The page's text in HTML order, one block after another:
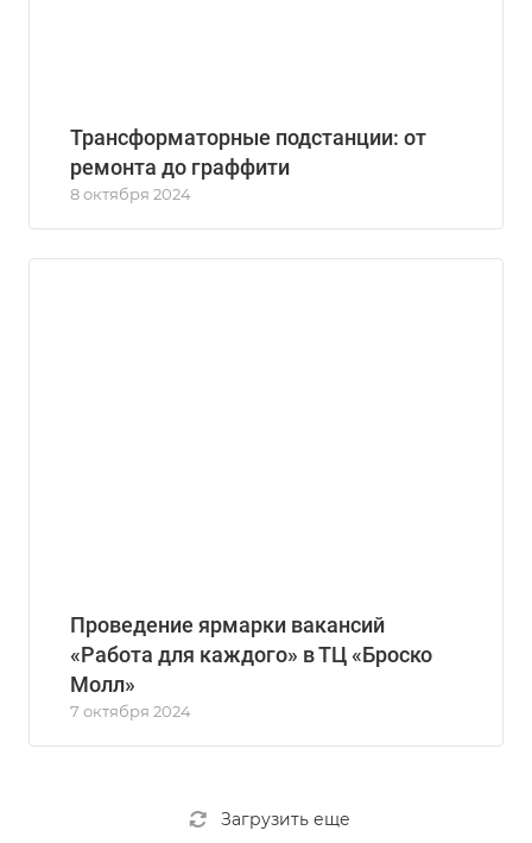
Трансформаторные подстанции: от
ремонта до граффити
8 октября 2024
Проведение ярмарки вакансий
«Работа для каждого» в ТЦ «Броско
Молл»
7 октября 2024
Загрузить еще